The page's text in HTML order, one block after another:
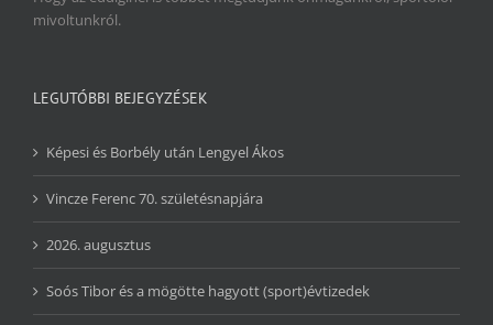
mivoltunkról.
LEGUTÓBBI BEJEGYZÉSEK
Képesi és Borbély után Lengyel Ákos
Vincze Ferenc 70. születésnapjára
2026. augusztus
Soós Tibor és a mögötte hagyott (sport)évtizedek